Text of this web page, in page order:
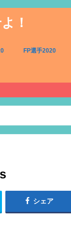
！
FP選手2020
シェア